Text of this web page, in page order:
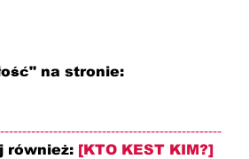
na stronie:
również: [KTO KEST KIM?]